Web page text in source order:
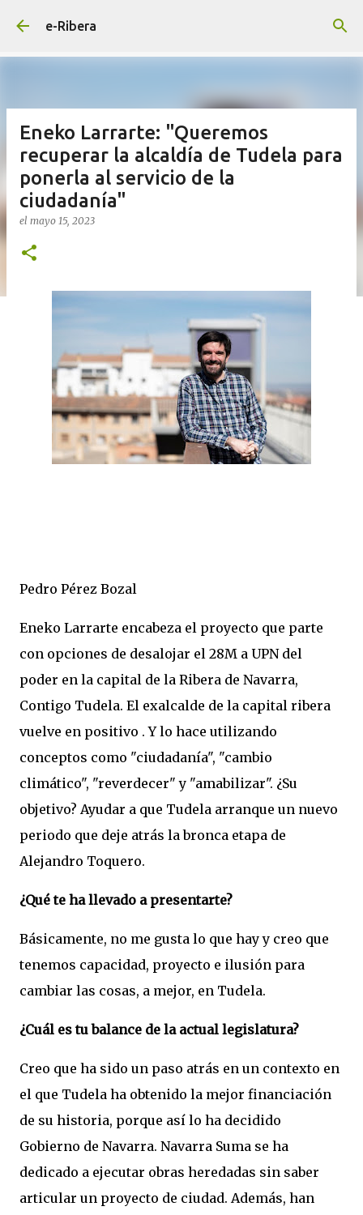
e-Ribera
Eneko Larrarte: "Queremos
recuperar la alcaldía de Tudela para
ponerla al servicio de la
ciudadanía"
el mayo 15, 2023
Pedro Pérez Bozal
Eneko Larrarte encabeza el proyecto que parte
con opciones de desalojar el 28M a UPN del
poder en la capital de la Ribera de Navarra,
Contigo Tudela. El exalcalde de la capital ribera
vuelve en positivo . Y lo hace utilizando
conceptos como "ciudadanía", "cambio
climático", "reverdecer" y "amabilizar". ¿Su
objetivo? Ayudar a que Tudela arranque un nuevo
periodo que deje atrás la bronca etapa de
Alejandro Toquero.
¿Qué te ha llevado a presentarte?
Básicamente, no me gusta lo que hay y creo que
tenemos capacidad, proyecto e ilusión para
cambiar las cosas, a mejor, en Tudela.
¿Cuál es tu balance de la actual legislatura?
Creo que ha sido un paso atrás en un contexto en
el que Tudela ha obtenido la mejor financiación
de su historia, porque así lo ha decidido
Gobierno de Navarra. Navarra Suma se ha
dedicado a ejecutar obras heredadas sin saber
articular un proyecto de ciudad. Además, han